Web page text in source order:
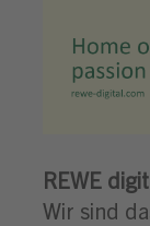
REWE
Wir sind